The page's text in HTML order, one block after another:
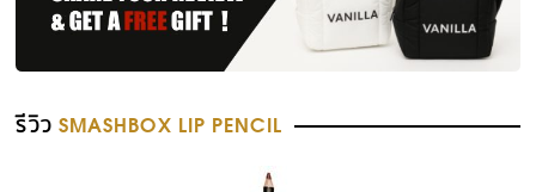
รีวิว SMASHBOX LIP PENCIL